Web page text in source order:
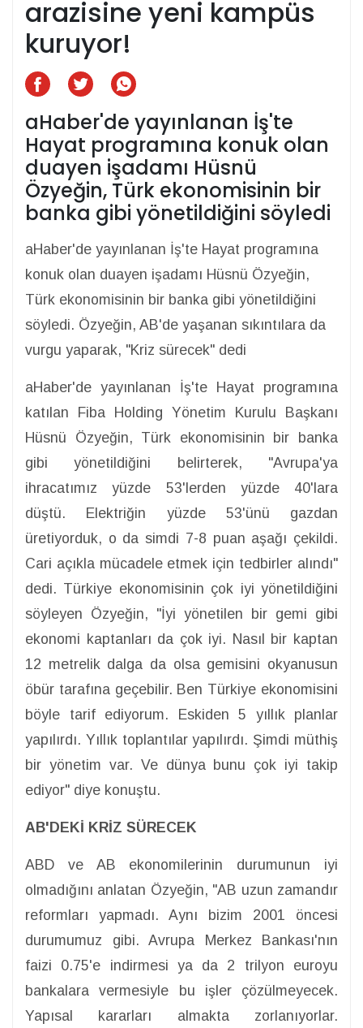
arazisine yeni kampüs
kuruyor!
aHaber'de yayınlanan İş'te
Hayat programına konuk olan
duayen işadamı Hüsnü
Özyeğin, Türk ekonomisinin bir
banka gibi yönetildiğini söyledi
aHaber'de yayınlanan İş'te Hayat programına
konuk olan duayen işadamı Hüsnü Özyeğin,
Türk ekonomisinin bir banka gibi yönetildiğini
söyledi. Özyeğin, AB'de yaşanan sıkıntılara da
vurgu yaparak, "Kriz sürecek" dedi
aHaber'de yayınlanan İş'te Hayat programına
katılan Fiba Holding Yönetim Kurulu Başkanı
Hüsnü Özyeğin, Türk ekonomisinin bir banka
gibi yönetildiğini belirterek, "Avrupa'ya
ihracatımız yüzde 53'lerden yüzde 40'lara
düştü. Elektriğin yüzde 53'ünü gazdan
üretiyorduk, o da simdi 7-8 puan aşağı çekildi.
Cari açıkla mücadele etmek için tedbirler alındı"
dedi. Türkiye ekonomisinin çok iyi yönetildiğini
söyleyen Özyeğin, "İyi yönetilen bir gemi gibi
ekonomi kaptanları da çok iyi. Nasıl bir kaptan
12 metrelik dalga da olsa gemisini okyanusun
öbür tarafına geçebilir. Ben Türkiye ekonomisini
böyle tarif ediyorum. Eskiden 5 yıllık planlar
yapılırdı. Yıllık toplantılar yapılırdı. Şimdi müthiş
bir yönetim var. Ve dünya bunu çok iyi takip
ediyor" diye konuştu.
AB'DEKİ KRİZ SÜRECEK
ABD ve AB ekonomilerinin durumunun iyi
olmadığını anlatan Özyeğin, "AB uzun zamandır
reformları yapmadı. Aynı bizim 2001 öncesi
durumumuz gibi. Avrupa Merkez Bankası'nın
faizi 0.75'e indirmesi ya da 2 trilyon euroyu
bankalara vermesiyle bu işler çözülmeyecek.
Yapısal kararları almakta zorlanıyorlar.